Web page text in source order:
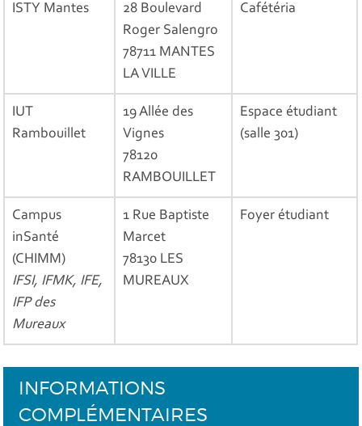
ISTY Mantes
28 Boulevard
Roger Salengro
78711 MANTES
LA VILLE
Cafétéria
IUT
Rambouillet
19 Allée des
Vignes
78120
RAMBOUILLET
Espace étudiant
(salle 301)
Campus
inSanté
(CHIMM)
IFSI, IFMK, IFE,
IFP des
Mureaux
1 Rue Baptiste
Marcet
78130 LES
MUREAUX
Foyer étudiant
INFORMATIONS
COMPLÉMENTAIRES